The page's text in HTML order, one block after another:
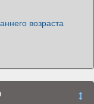
возраста